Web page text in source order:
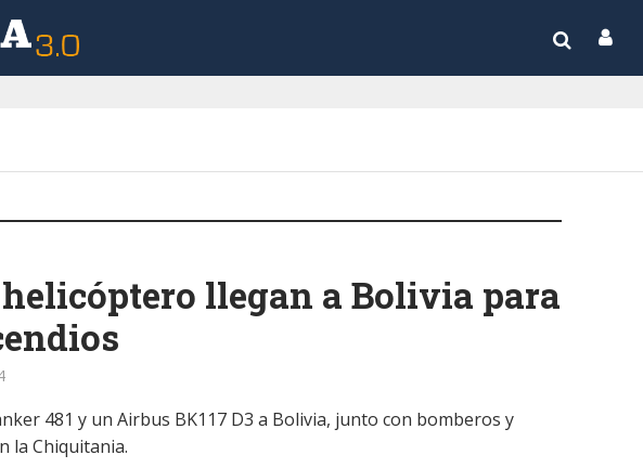
llegan a Bolivia para
481 y un Airbus BK117 D3 a Bolivia, junto con bomberos y
la Chiquitania.